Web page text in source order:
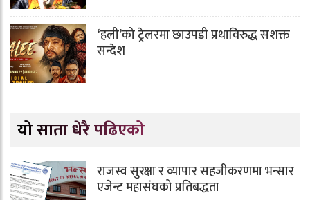
‘हली’को ट्रेलरमा छाउपडी प्रथाविरुद्ध सशक्त
सन्देश
यो साता धेरै पढिएको
राजस्व सुरक्षा र व्यापार सहजीकरणमा भन्सार
एजेन्ट महासंघको प्रतिबद्धता